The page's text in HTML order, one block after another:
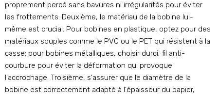
proprement percé sans bavures ni irrégularités pour éviter
les frottements. Deuxième, le matériau de la bobine lui-
même est crucial. Pour bobines en plastique, optez pour des
matériaux souples comme le PVC ou le PET qui résistent à la
casse; pour bobines métalliques, choisir durci, fil anti-
courbure pour éviter la déformation qui provoque
l'accrochage. Troisième, s'assurer que le diamètre de la
bobine est correctement adapté à l'épaisseur du papier,